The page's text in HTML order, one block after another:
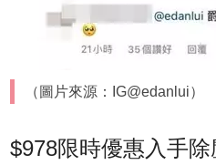
（圖片來源：IG@edanlui）
$978限時優惠入手